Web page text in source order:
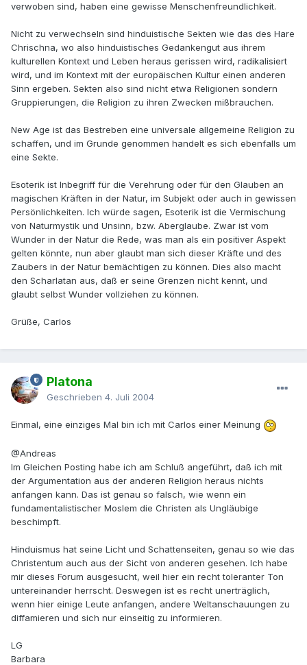
verwoben sind, haben eine gewisse Menschenfreundlichkeit.
Nicht zu verwechseln sind hinduistische Sekten wie das des Hare
Chrischna, wo also hinduistisches Gedankengut aus ihrem
kulturellen Kontext und Leben heraus gerissen wird, radikalisiert
wird, und im Kontext mit der europäischen Kultur einen anderen
Sinn ergeben. Sekten also sind nicht etwa Religionen sondern
Gruppierungen, die Religion zu ihren Zwecken mißbrauchen.
New Age ist das Bestreben eine universale allgemeine Religion zu
schaffen, und im Grunde genommen handelt es sich ebenfalls um
eine Sekte.
Esoterik ist Inbegriff für die Verehrung oder für den Glauben an
magischen Kräften in der Natur, im Subjekt oder auch in gewissen
Persönlichkeiten. Ich würde sagen, Esoterik ist die Vermischung
von Naturmystik und Unsinn, bzw. Aberglaube. Zwar ist vom
Wunder in der Natur die Rede, was man als ein positiver Aspekt
gelten könnte, nun aber glaubt man sich dieser Kräfte und des
Zaubers in der Natur bemächtigen zu können. Dies also macht
den Scharlatan aus, daß er seine Grenzen nicht kennt, und
glaubt selbst Wunder vollziehen zu können.
Grüße, Carlos
Platona
Geschrieben 4. Juli 2004
Einmal, eine einziges Mal bin ich mit Carlos einer Meinung
@Andreas
Im Gleichen Posting habe ich am Schluß angeführt, daß ich mit
der Argumentation aus der anderen Religion heraus nichts
anfangen kann. Das ist genau so falsch, wie wenn ein
fundamentalistischer Moslem die Christen als Ungläubige
beschimpft.
Hinduismus hat seine Licht und Schattenseiten, genau so wie das
Christentum auch aus der Sicht von anderen gesehen. Ich habe
mir dieses Forum ausgesucht, weil hier ein recht toleranter Ton
untereinander herrscht. Deswegen ist es recht unerträglich,
wenn hier einige Leute anfangen, andere Weltanschauungen zu
diffamieren und sich nur einseitig zu informieren.
LG
Barbara